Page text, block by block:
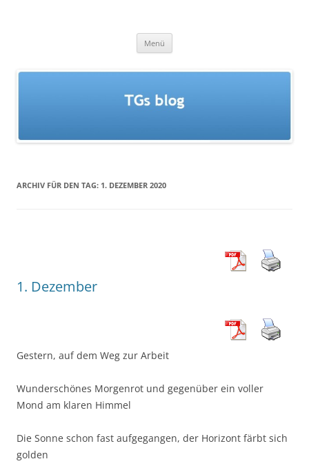
Menü
ARCHIV FÜR DEN TAG: 1. DEZEMBER 2020
1. Dezember
Gestern, auf dem Weg zur Arbeit
Wunderschönes Morgenrot und gegenüber ein voller
Mond am klaren Himmel
Die Sonne schon fast aufgegangen, der Horizont färbt sich
golden